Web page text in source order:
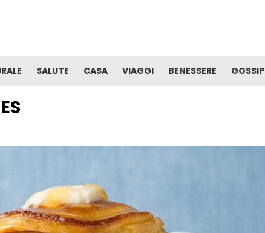
SALUTE CASA VIAGGI BENESSERE GOSSIP